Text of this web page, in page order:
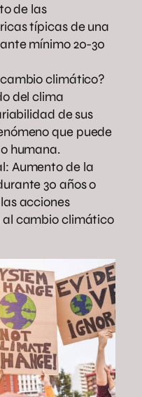
de las
típicas de una
mínimo 20-30
climático?
del clima
de sus
que puede
humana.
Aumento de la
30 años o
acciones
al cambio climático